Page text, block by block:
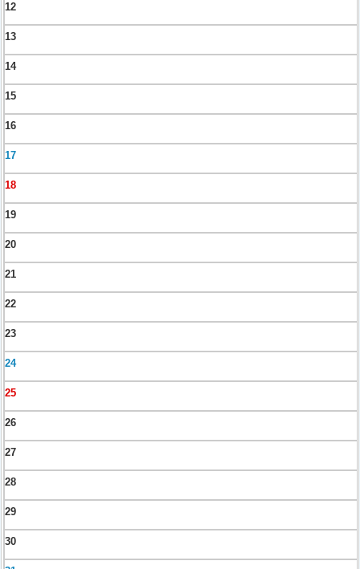
12
13
14
15
16
17
18
19
20
21
22
23
24
25
26
27
28
29
30